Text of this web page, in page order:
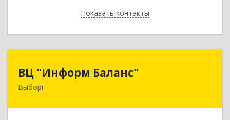
Показать контакты
Назад
ВЦ "Информ Баланс"
Выборг188800, Ленинградская обл, Выборгский р-н,